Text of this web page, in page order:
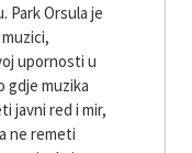
Park Orsula je
upornosti u
gdje muzika
javni red i mir,
ne remeti